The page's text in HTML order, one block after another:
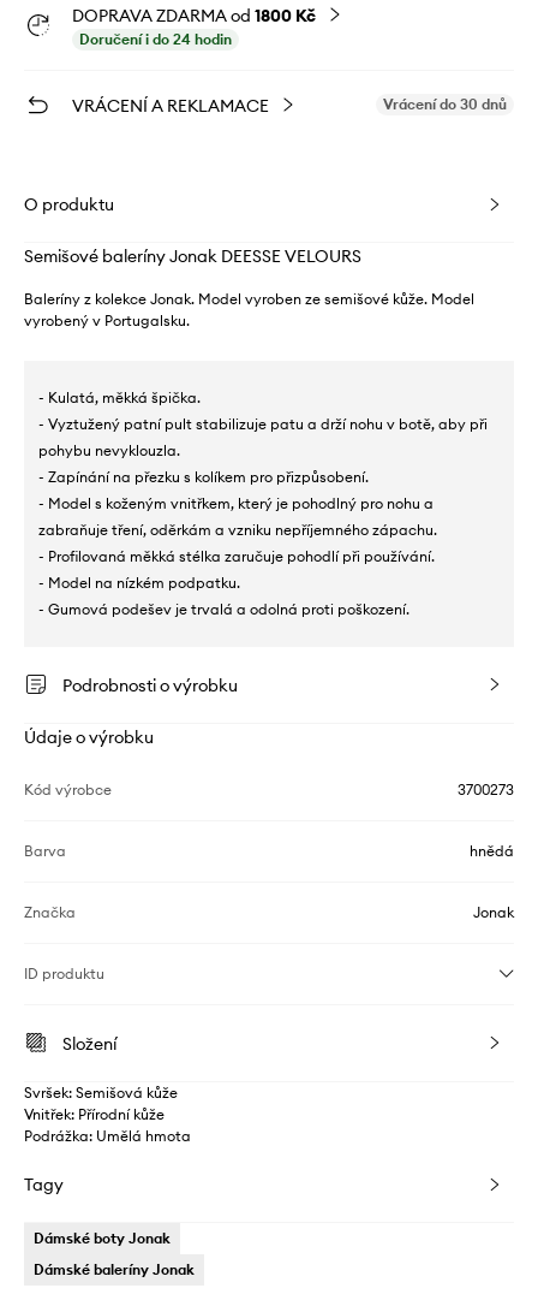
DOPRAVA ZDARMA od 1800 Kč
Doručení i do 24 hodin
VRÁCENÍ A REKLAMACE Vrácení do 30 dnů
O produktu
Semišové baleríny Jonak DEESSE VELOURS
Baleríny z kolekce Jonak. Model vyroben ze semišové kůže. Model
vyrobený v Portugalsku.
- Kulatá, měkká špička.
- Vyztužený patní pult stabilizuje patu a drží nohu v botě, aby při
pohybu nevyklouzla.
- Zapínání na přezku s kolíkem pro přizpůsobení.
- Model s koženým vnitřkem, který je pohodlný pro nohu a
zabraňuje tření, oděrkám a vzniku nepříjemného zápachu.
- Profilovaná měkká stélka zaručuje pohodlí při používání.
- Model na nízkém podpatku.
- Gumová podešev je trvalá a odolná proti poškození.
Podrobnosti o výrobku
Údaje o výrobku
Kód výrobce 3700273
Barva hnědá
Značka Jonak
ID produktu
Složení
Svršek: Semišová kůže
Vnitřek: Přírodní kůže
Podrážka: Umělá hmota
Tagy
Dámské boty Jonak
Dámské baleríny Jonak